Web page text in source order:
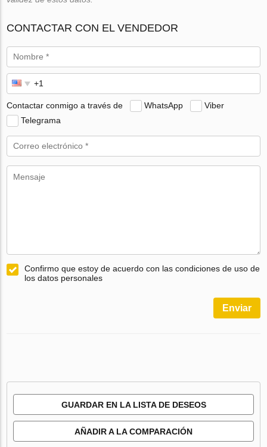
CONTACTAR CON EL VENDEDOR
Contactar conmigo a través de WhatsApp
Viber
Telegrama
Confirmo que estoy de acuerdo con las condiciones de uso de
los datos personales
Enviar
GUARDAR EN LA LISTA DE DESEOS
AÑADIR A LA COMPARACIÓN